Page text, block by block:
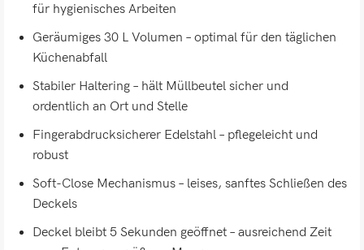
für hygienisches Arbeiten
Geräumiges 30 L Volumen – optimal für den täglichen
Küchenabfall
Stabiler Haltering – hält Müllbeutel sicher und
ordentlich an Ort und Stelle
Fingerabdrucksicherer Edelstahl – pflegeleicht und
robust
Soft-Close Mechanismus – leises, sanftes Schließen des
Deckels
Deckel bleibt 5 Sekunden geöffnet – ausreichend Zeit